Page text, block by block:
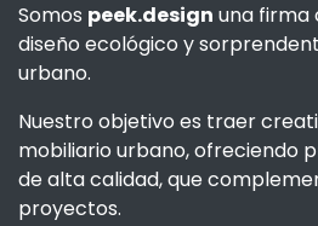
Somos peek.design una firma
diseño ecológico y
urbano.
Nuestro objetivo es traer
mobiliario urbano, ofreciendo
de alta calidad, que
proyectos.